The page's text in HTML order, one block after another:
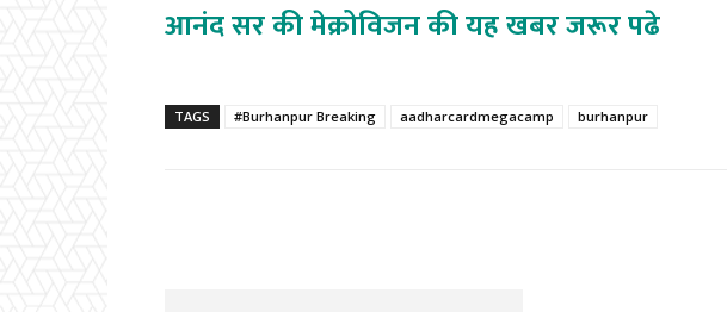
आनंद सर की मेक्रोविजन की यह खबर जरूर पढे
TAGS #Burhanpur Breaking aadharcardmegacamp burhanpur